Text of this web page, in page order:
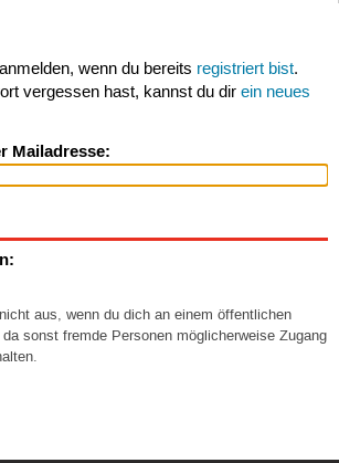
wenn du bereits registriert bist.
vergessen hast, kannst du dir ein neues
Mailadresse:
aus, wenn du dich an einem öffentlichen
sonst fremde Personen möglicherweise Zugang